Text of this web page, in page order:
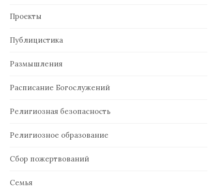
Проекты
Публицистика
Размышления
Расписание Богослужений
Религиозная безопасность
Религиозное образование
Сбор пожертвований
Семья